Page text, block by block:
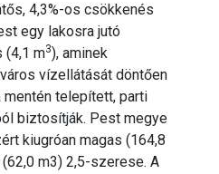
4,3%-os csökkenés
egy lakosra jutó
(4,1 m3), aminek
vízellátását döntően
mentén telepített, parti
biztosítják. Pest megye
kiugróan magas (164,8
m3) 2,5-szerese. A